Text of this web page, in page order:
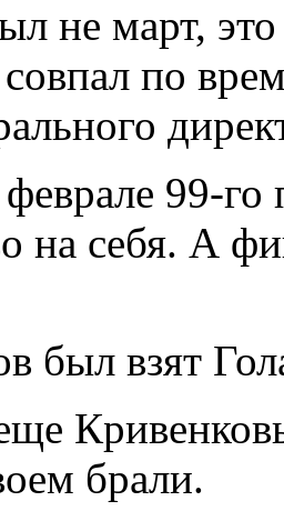
не март,
по
99-го
на себя. А
был взят
брали.